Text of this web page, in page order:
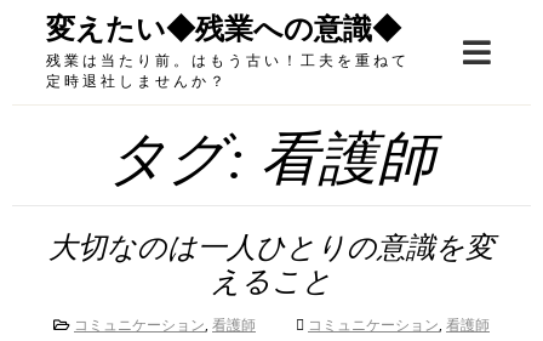
content
変えたい◆残業への意識◆
残業は当たり前。はもう古い！工夫を重ねて
定時退社しませんか？
タグ: 看護師
大切なのは一人ひとりの意識を変
えること
コミュニケーション, 看護師 コミュニケーション, 看護師